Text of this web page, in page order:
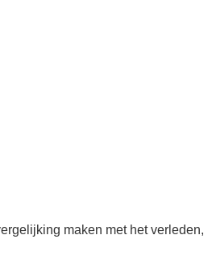
maken met het verleden,